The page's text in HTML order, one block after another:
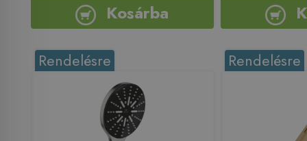
Kosárba
Rendelésre Rendelésre